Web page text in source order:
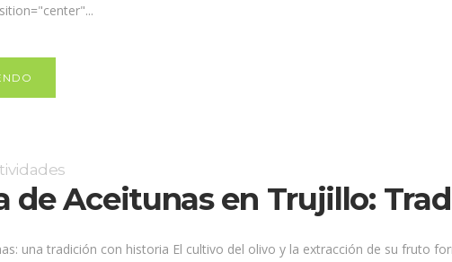
de Aceitunas en Trujillo:
una tradición con historia El cultivo del olivo y la extracción de su fruto